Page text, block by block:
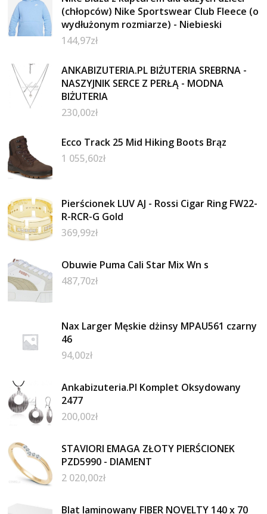
(chłopców) Nike Sportswear Club Fleece (o
wydłużonym rozmiarze) - Niebieski
144,97zł
ANKABIZUTERIA.PL BIŻUTERIA SREBRNA -
NASZYJNIK SERCE Z PERŁĄ - MODNA
BIŻUTERIA
230,00zł
Ecco Track 25 Mid Hiking Boots Brąz
1 055,60zł
Pierścionek LUV AJ - Rossi Cigar Ring FW22-
R-RCR-G Gold
369,99zł
Obuwie Puma Cali Star Mix Wn s
487,70zł
Nax Larger Męskie dżinsy MPAU561 czarny
46
94,00zł
Ankabizuteria.Pl Komplet Oksydowany
2477
200,00zł
STAVIORI EMAGA ZŁOTY PIERŚCIONEK
PZD5990 - DIAMENT
2 020,00zł
Blat laminowany FIBER NOVELTY 140 x 70